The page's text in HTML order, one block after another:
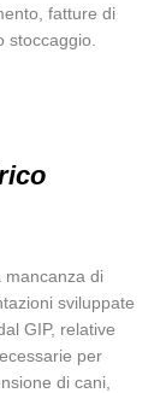
fatture di
mancanza di
sviluppate
GIP, relative
per
di cani,